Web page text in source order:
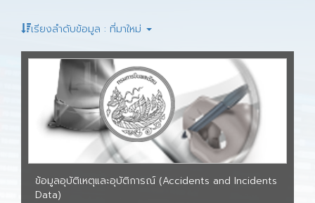
เรียงลำดับข้อมูล : ที่มาใหม่
ข้อมูลอุบัติเหตุและอุบัติการณ์ (Accidents and Incidents
Data)